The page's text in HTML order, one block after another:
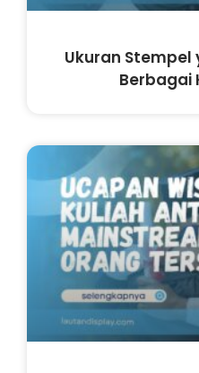
Ukuran
Berbagai